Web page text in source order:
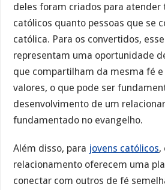
deles foram criados para atender
católicos quanto pessoas que se
católica. Para os convertidos,
representam uma oportunidade
que compartilham da mesma fé
valores, o que pode ser
desenvolvimento de um
fundamentado no evangelho.
Além disso, para jovens católicos,
relacionamento oferecem uma
conectar com outros de fé